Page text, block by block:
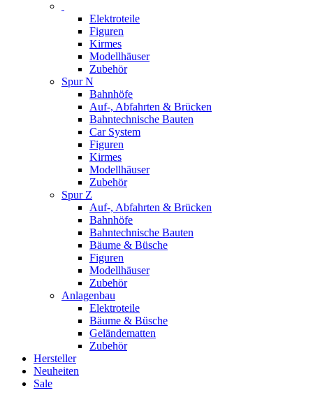
Elektroteile
Figuren
Kirmes
Modellhäuser
Zubehör
Spur N
Bahnhöfe
Auf-, Abfahrten & Brücken
Bahntechnische Bauten
Car System
Figuren
Kirmes
Modellhäuser
Zubehör
Spur Z
Auf-, Abfahrten & Brücken
Bahnhöfe
Bahntechnische Bauten
Bäume & Büsche
Figuren
Modellhäuser
Zubehör
Anlagenbau
Elektroteile
Bäume & Büsche
Geländematten
Zubehör
Hersteller
Neuheiten
Sale